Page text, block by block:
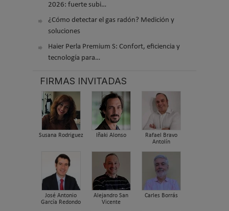
2026: fuerte subi…
¿Cómo detectar el gas radón? Medición y
soluciones
Haier Perla Premium S: Confort, eficiencia y
tecnología para…
FIRMAS INVITADAS
Susana Rodriguez Iñaki Alonso
Rafael Bravo
Antolín
José Antonio
García Redondo
Alejandro San
Vicente
Carles Borrás